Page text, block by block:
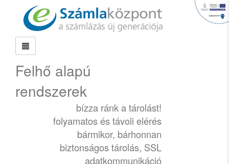
Felhő alapú
rendszerek
bízza ránk a tárolást!
folyamatos és távoli elérés
bármikor, bárhonnan
biztonságos tárolás, SSL
adatkommunikáció